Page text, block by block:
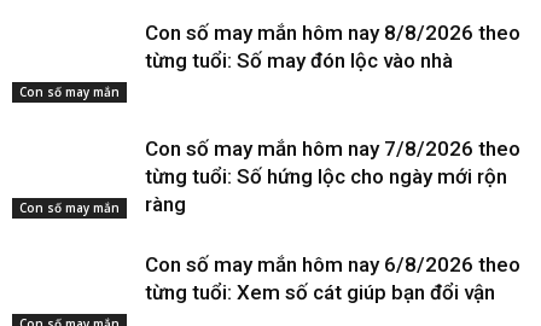
Con số may mắn
Con số may mắn hôm nay 8/8/2026 theo
từng tuổi: Số may đón lộc vào nhà
Con số may mắn
Con số may mắn hôm nay 7/8/2026 theo
từng tuổi: Số hứng lộc cho ngày mới rộn
ràng
Con số may mắn hôm nay 6/8/2026 theo
từng tuổi: Xem số cát giúp bạn đổi vận